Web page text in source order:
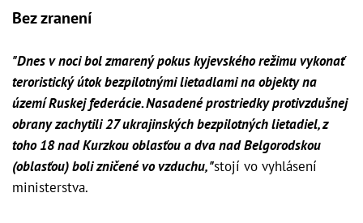
Bez zranení
"Dnes v noci bol zmarený pokus kyjevského režimu vykonať
teroristický útok bezpilotnými lietadlami na objekty na
území Ruskej federácie. Nasadené prostriedky protivzdušnej
obrany zachytili 27 ukrajinských bezpilotných lietadiel, z
toho 18 nad Kurzkou oblasťou a dva nad Belgorodskou
(oblasťou) boli zničené vo vzduchu, "stojí vo vyhlásení
ministerstva.